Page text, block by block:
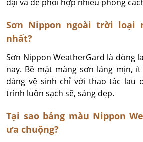
Sơn Nippon ngoài trời loại
nhất?
Sơn Nippon WeatherGard là dòng
nay. Bề mặt màng sơn láng mịn,
dàng vệ sinh chỉ với thao tác lau
trình luôn sạch sẽ, sáng đẹp.
Tại sao bảng màu Nippon
ưa chuộng?